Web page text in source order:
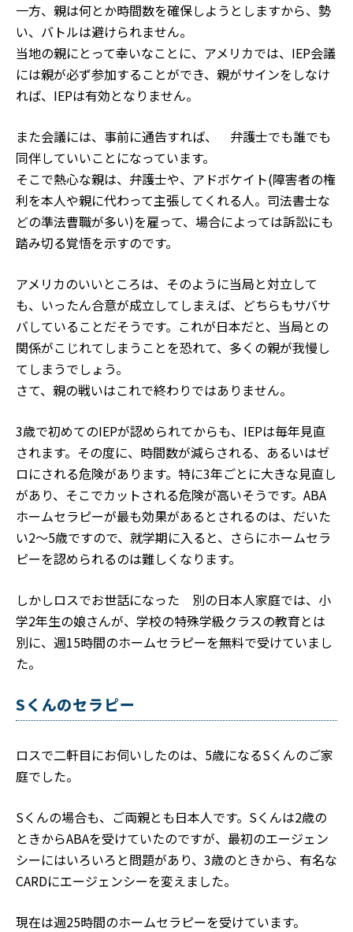
一方、親は何とか時間数を確保しようとしますから、勢
い、バトルは避けられません。
当地の親にとって幸いなことに、アメリカでは、IEP会議
には親が必ず参加することができ、親がサインをしなけ
れば、IEPは有効となりません。
また会議には、事前に通告すれば、 弁護士でも誰でも
同伴していいことになっています。
そこで熱心な親は、弁護士や、アドボケイト(障害者の権
利を本人や親に代わって主張してくれる人。司法書士な
どの準法曹職が多い)を雇って、場合によっては訴訟にも
踏み切る覚悟を示すのです。
アメリカのいいところは、そのように当局と対立して
も、いったん合意が成立してしまえば、どちらもサバサ
バしていることだそうです。これが日本だと、当局との
関係がこじれてしまうことを恐れて、多くの親が我慢し
てしまうでしょう。
さて、親の戦いはこれで終わりではありません。
3歳で初めてのIEPが認められてからも、IEPは毎年見直
されます。その度に、時間数が減らされる、あるいはゼ
ロにされる危険があります。特に3年ごとに大きな見直し
があり、そこでカットされる危険が高いそうです。ABA
ホームセラピーが最も効果があるとされるのは、だいた
い2～5歳ですので、就学期に入ると、さらにホームセラ
ピーを認められるのは難しくなります。
しかしロスでお世話になった 別の日本人家庭では、小
学2年生の娘さんが、学校の特殊学級クラスの教育とは
別に、週15時間のホームセラピーを無料で受けていまし
た。
Sくんのセラピー
ロスで二軒目にお伺いしたのは、5歳になるSくんのご家
庭でした。
Sくんの場合も、ご両親とも日本人です。Sくんは2歳の
ときからABAを受けていたのですが、最初のエージェン
シーにはいろいろと問題があり、3歳のときから、有名な
CARDにエージェンシーを変えました。
現在は週25時間のホームセラピーを受けています。